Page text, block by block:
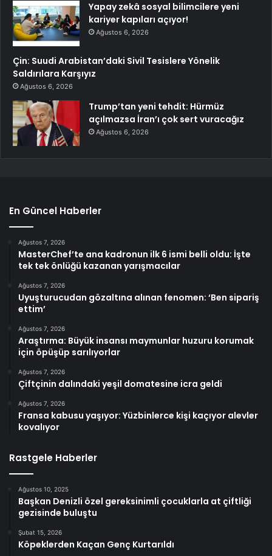
Yapay zekâ sosyal bilimcilere yeni
kariyer kapıları açıyor!
Ağustos 6, 2026
Çin: Suudi Arabistan’daki Sivil Tesislere Yönelik
Saldırılara Karşıyız
Ağustos 6, 2026
Trump’tan yeni tehdit: Hürmüz
açılmazsa İran’ı çok sert vuracağız
Ağustos 6, 2026
En Güncel Haberler
Ağustos 7, 2026
MasterChef’te ana kadronun ilk 6 ismi belli oldu: İşte
tek tek önlüğü kazanan yarışmacılar
Ağustos 7, 2026
Uyuşturucudan gözaltına alınan fenomen: ‘Ben sipariş
ettim’
Ağustos 7, 2026
Araştırma: Büyük insansı maymunlar huzuru korumak
için öpüşüp sarılıyorlar
Ağustos 7, 2026
Çiftçinin dalındaki yeşil domatesine icra geldi
Ağustos 7, 2026
Fransa kabusu yaşıyor: Yüzbinlerce kişi kaçıyor alevler
kovalıyor
Rastgele Haberler
Ağustos 10, 2025
Başkan Denizli özel gereksinimli çocuklarla at çiftliği
gezisinde buluştu
Şubat 15, 2026
Köpeklerden Kaçan Genç Kurtarıldı